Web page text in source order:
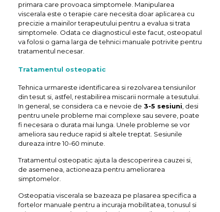
primara care provoaca simptomele. Manipularea
viscerala este o terapie care necesita doar aplicarea cu
precizie a mainilor terapeutului pentru a evalua si trata
simptomele. Odata ce diagnosticul este facut, osteopatul
va folosi o gama larga de tehnici manuale potrivite pentru
tratamentul necesar.
Tratamentul osteopatic
Tehnica urmareste identificarea si rezolvarea tensiunilor
din tesut si, astfel, restabilirea miscarii normale a tesutului.
In general, se considera ca e nevoie de 3-5 sesiuni, desi
pentru unele probleme mai complexe sau severe, poate
fi necesara o durata mai lunga. Unele probleme se vor
ameliora sau reduce rapid si altele treptat. Sesiunile
dureaza intre 10-60 minute.
Tratamentul osteopatic ajuta la descoperirea cauzei si,
de asemenea, actioneaza pentru ameliorarea
simptomelor.
Osteopatia viscerala se bazeaza pe plasarea specifica a
fortelor manuale pentru a incuraja mobilitatea, tonusul si